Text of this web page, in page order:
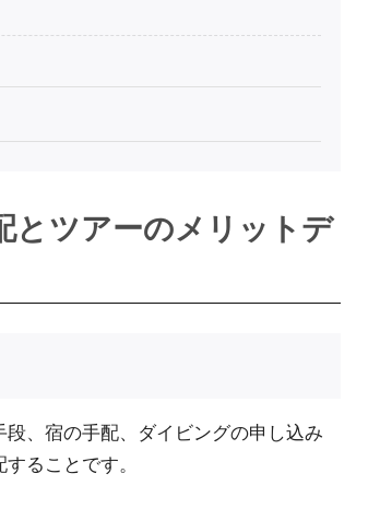
とツアーのメリットデ
、宿の手配、ダイビングの申し込み
ることです。